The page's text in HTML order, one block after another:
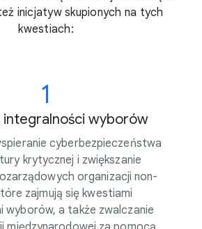
inicjatyw skupionych na tych
kwestiach:
1
integralności wyborów
cyberbezpieczeństwa
krytycznej i zwiększanie
organizacji non-
zajmują się kwestiami
wyborów, a także zwalczanie